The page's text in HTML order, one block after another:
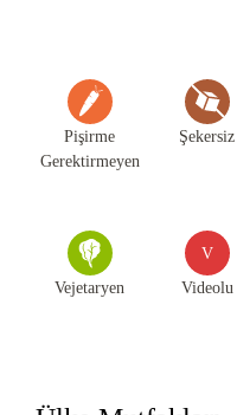
Pişirme
Gerektirmeyen
Şekersiz
Vejetaryen
V
Videolu